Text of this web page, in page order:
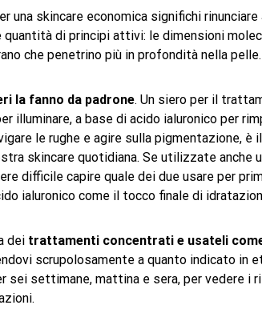
una skincare economica significhi
quantità di principi attivi: le dimensioni
che penetrino più in profondità nella pelle.
la fanno da padrone. Un siero per il
illuminare, a base di acido ialuronico per
le rughe e agire sulla pigmentazione, è
skincare quotidiana. Se utilizzate anche
difficile capire quale dei due usare per
ialuronico come il tocco finale di
dei trattamenti concentrati e usateli
scrupolosamente a quanto indicato in
sei settimane, mattina e sera, per vedere i